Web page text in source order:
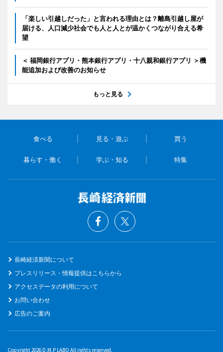
「楽しい引越しだった」と言われる理由とは？離島引越し屋が
届ける、人口減少社会でも人と人とが温かくつながり合える希
望
＜ 福岡銀行アプリ・熊本銀行アプリ・十八親和銀行アプリ ＞機
能追加および改善のお知らせ
もっと見る
食べる 見る・遊ぶ 買う
暮らす・働く 学ぶ・知る 特集
長崎経済新聞について
プレスリリース・情報提供はこちらから
アクセスデータの利用について
お問い合わせ
広告のご案内
Copyright 2026 D.M.P LABO All rights reserved.